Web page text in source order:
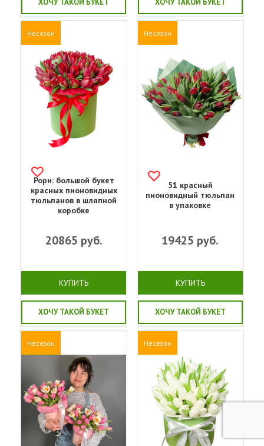
Несезон
Рори: большой букет
красных пионовидных
тюльпанов в шляпной
коробке
20865 руб.
КУПИТЬ
ХОЧУ ТАКОЙ БУКЕТ
Несезон
51 красный
пионовидный тюльпан
в упаковке
19425 руб.
КУПИТЬ
ХОЧУ ТАКОЙ БУКЕТ
Несезон Несезон